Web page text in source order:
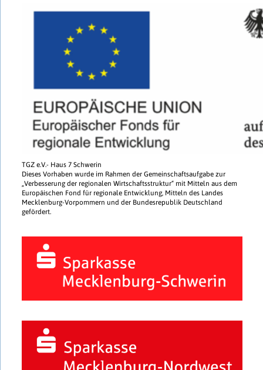
TGZ e.V.- Haus 7 Schwerin
Dieses Vorhaben wurde im Rahmen der Gemeinschaftsaufgabe zur
„Verbesserung der regionalen Wirtschaftsstruktur“ mit Mitteln aus dem
Europäischen Fond für regionale Entwicklung, Mitteln des Landes
Mecklenburg-Vorpommern und der Bundesrepublik Deutschland
gefördert.